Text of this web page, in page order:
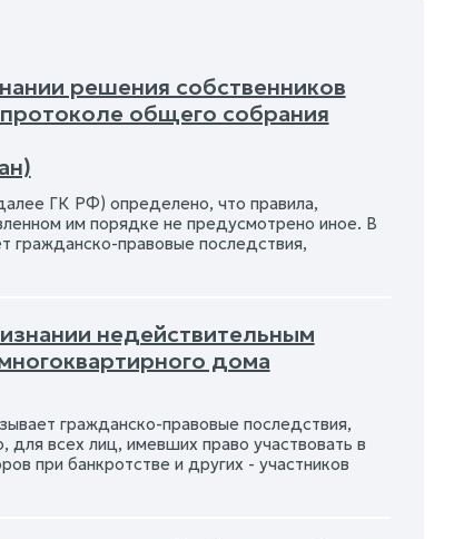
решения собственников
общего собрания
ГК РФ) определено, что правила,
им порядке не предусмотрено иное. В
гражданско-правовые последствия,
недействительным
дома
гражданско-правовые последствия,
всех лиц, имевших право участвовать в
при банкротстве и других - участников